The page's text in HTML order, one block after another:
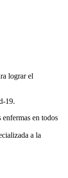
lograr el
19.
en todos
a la